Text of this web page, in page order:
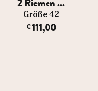
2 Riemen ...
Größe 42
€111,00